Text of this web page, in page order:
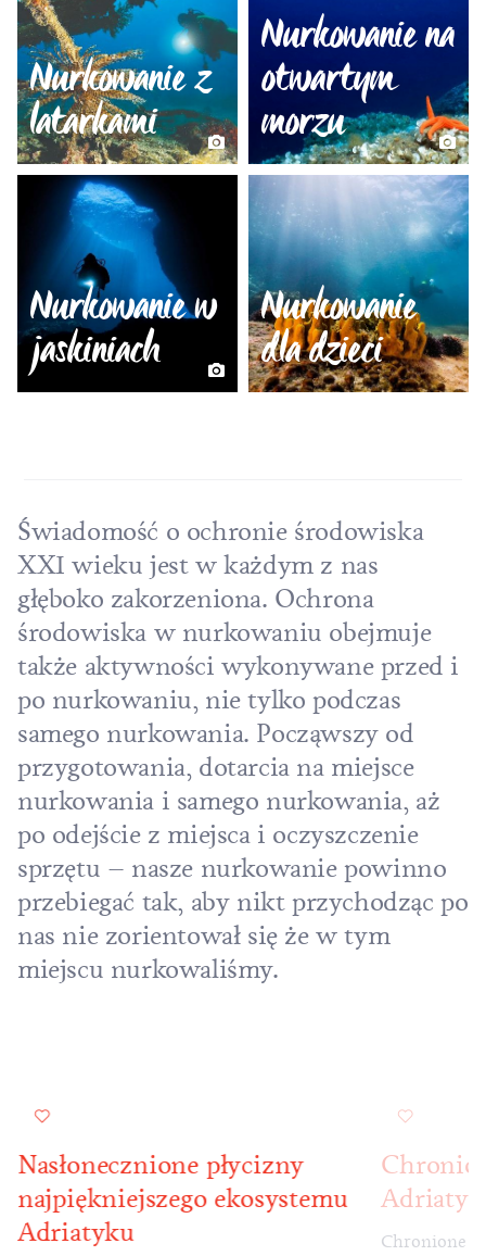
Nurkowanie z
latarkami
Nurkowanie na
otwartym
morzu
Nurkowanie w
jaskiniach
Nurkowanie
dla dzieci
Świadomość o ochronie środowiska
XXI wieku jest w każdym z nas
głęboko zakorzeniona. Ochrona
środowiska w nurkowaniu obejmuje
także aktywności wykonywane przed i
po nurkowaniu, nie tylko podczas
samego nurkowania. Począwszy od
przygotowania, dotarcia na miejsce
nurkowania i samego nurkowania, aż
po odejście z miejsca i oczyszczenie
sprzętu – nasze nurkowanie powinno
przebiegać tak, aby nikt przychodząc po
nas nie zorientował się że w tym
miejscu nurkowaliśmy.
Nasłonecznione płycizny
najpiękniejszego ekosystemu
Adriatyku
Chronione